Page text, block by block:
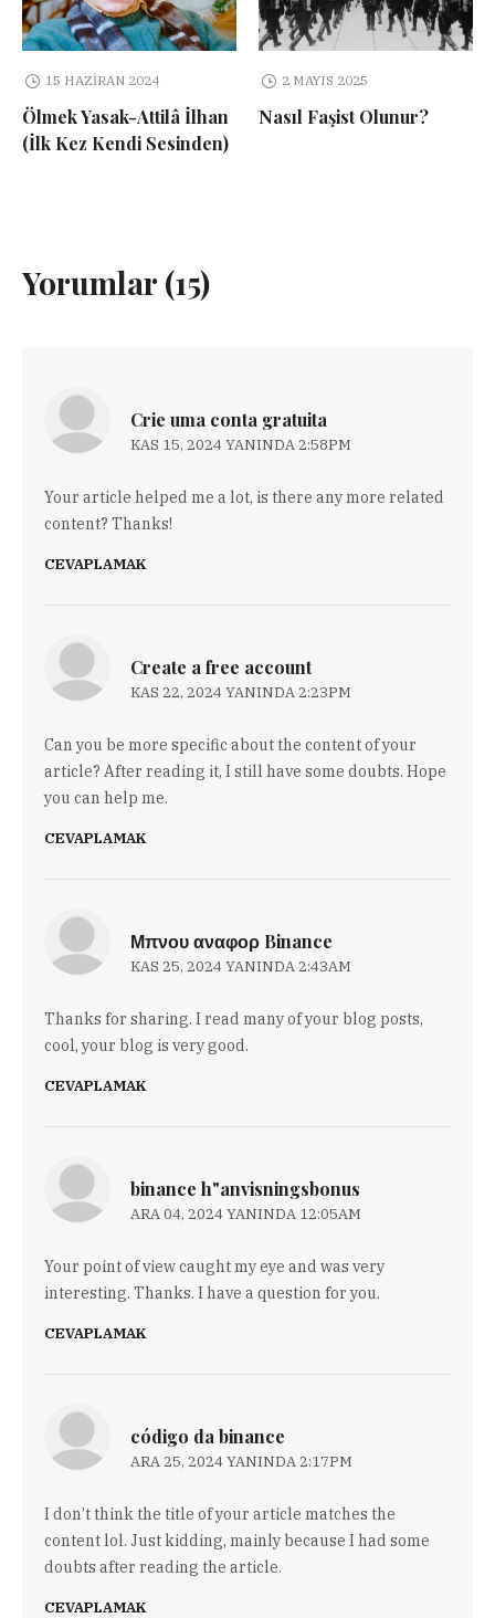
15 HAZIRAN 2024
Ölmek Yasak-Attilâ İlhan
(İlk Kez Kendi Sesinden)
2 MAYIS 2025
Nasıl Faşist Olunur?
Yorumlar (15)
Crie uma conta gratuita
KAS 15, 2024 YANINDA 2:58PM
Your article helped me a lot, is there any more related
content? Thanks!
CEVAPLAMAK
Create a free account
KAS 22, 2024 YANINDA 2:23PM
Can you be more specific about the content of your
article? After reading it, I still have some doubts. Hope
you can help me.
CEVAPLAMAK
Μπνου αναφορ Binance
KAS 25, 2024 YANINDA 2:43AM
Thanks for sharing. I read many of your blog posts,
cool, your blog is very good.
CEVAPLAMAK
binance h"anvisningsbonus
ARA 04, 2024 YANINDA 12:05AM
Your point of view caught my eye and was very
interesting. Thanks. I have a question for you.
CEVAPLAMAK
código da binance
ARA 25, 2024 YANINDA 2:17PM
I don’t think the title of your article matches the
content lol. Just kidding, mainly because I had some
doubts after reading the article.
CEVAPLAMAK